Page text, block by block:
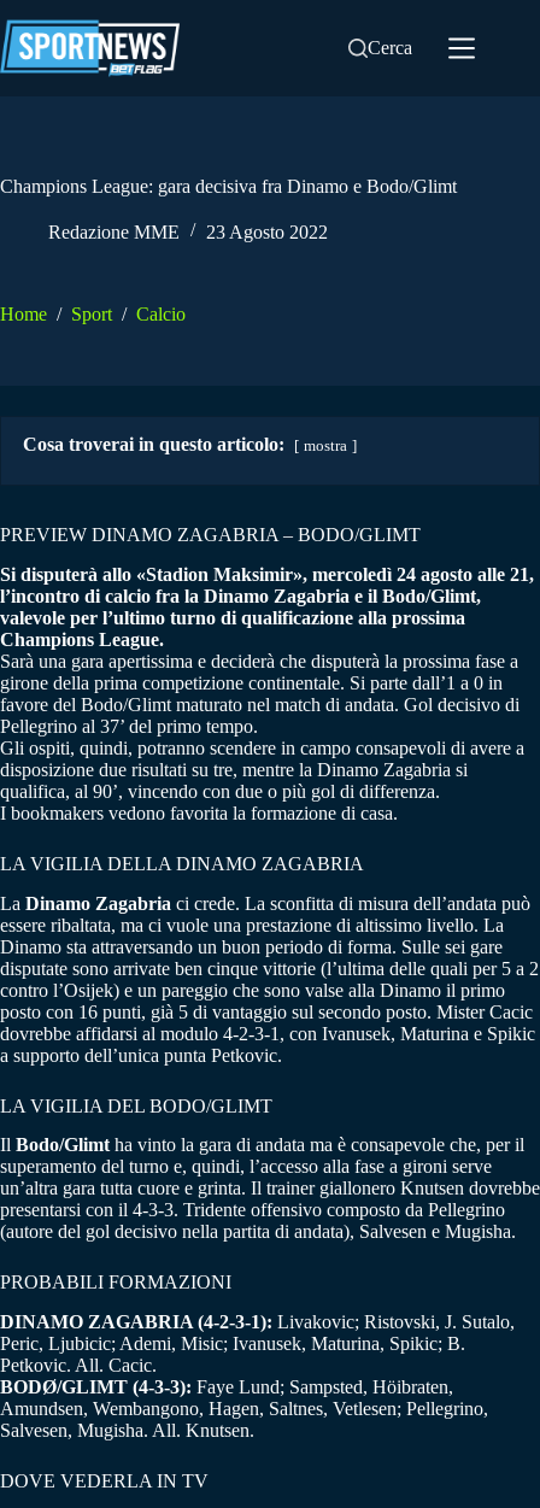
al
contenuto
Cerca
Champions League: gara decisiva fra Dinamo e Bodo/Glimt
Redazione MME 23 Agosto 2022
Home / Sport / Calcio
Cosa troverai in questo articolo: mostra
PREVIEW DINAMO ZAGABRIA – BODO/GLIMT
Si disputerà allo «Stadion Maksimir», mercoledì 24 agosto alle 21,
l’incontro di calcio fra la Dinamo Zagabria e il Bodo/Glimt,
valevole per l’ultimo turno di qualificazione alla prossima
Champions League.
Sarà una gara apertissima e deciderà che disputerà la prossima fase a
girone della prima competizione continentale. Si parte dall’1 a 0 in
favore del Bodo/Glimt maturato nel match di andata. Gol decisivo di
Pellegrino al 37’ del primo tempo.
Gli ospiti, quindi, potranno scendere in campo consapevoli di avere a
disposizione due risultati su tre, mentre la Dinamo Zagabria si
qualifica, al 90’, vincendo con due o più gol di differenza.
I bookmakers vedono favorita la formazione di casa.
LA VIGILIA DELLA DINAMO ZAGABRIA
La Dinamo Zagabria ci crede. La sconfitta di misura dell’andata può
essere ribaltata, ma ci vuole una prestazione di altissimo livello. La
Dinamo sta attraversando un buon periodo di forma. Sulle sei gare
disputate sono arrivate ben cinque vittorie (l’ultima delle quali per 5 a 2
contro l’Osijek) e un pareggio che sono valse alla Dinamo il primo
posto con 16 punti, già 5 di vantaggio sul secondo posto. Mister Cacic
dovrebbe affidarsi al modulo 4-2-3-1, con Ivanusek, Maturina e Spikic
a supporto dell’unica punta Petkovic.
LA VIGILIA DEL BODO/GLIMT
Il Bodo/Glimt ha vinto la gara di andata ma è consapevole che, per il
superamento del turno e, quindi, l’accesso alla fase a gironi serve
un’altra gara tutta cuore e grinta. Il trainer giallonero Knutsen dovrebbe
presentarsi con il 4-3-3. Tridente offensivo composto da Pellegrino
(autore del gol decisivo nella partita di andata), Salvesen e Mugisha.
PROBABILI FORMAZIONI
DINAMO ZAGABRIA (4-2-3-1): Livakovic; Ristovski, J. Sutalo,
Peric, Ljubicic; Ademi, Misic; Ivanusek, Maturina, Spikic; B.
Petkovic. All. Cacic.
BODØ/GLIMT (4-3-3): Faye Lund; Sampsted, Höibraten,
Amundsen, Wembangono, Hagen, Saltnes, Vetlesen; Pellegrino,
Salvesen, Mugisha. All. Knutsen.
DOVE VEDERLA IN TV